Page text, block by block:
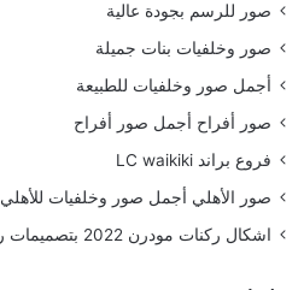
صور للرسم بجودة عالية
صور وخلفيات بنات جميلة
أجمل صور وخلفيات للطبيعة
صور أفراح أجمل صور أفراح
فروع براند LC waikiki
صور الأهلي أجمل صور وخلفيات للأهلي
اشكال ركنات مودرن 2022 بتصميمات رائعة